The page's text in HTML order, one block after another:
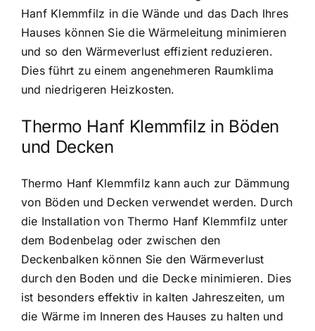
Hanf Klemmfilz in die Wände und das Dach Ihres
Hauses können Sie die Wärmeleitung minimieren
und so den Wärmeverlust effizient reduzieren.
Dies führt zu einem angenehmeren Raumklima
und niedrigeren Heizkosten.
Thermo Hanf Klemmfilz in Böden
und Decken
Thermo Hanf Klemmfilz kann auch zur Dämmung
von Böden und Decken verwendet werden. Durch
die Installation von Thermo Hanf Klemmfilz unter
dem Bodenbelag oder zwischen den
Deckenbalken können Sie den Wärmeverlust
durch den Boden und die Decke minimieren. Dies
ist besonders effektiv in kalten Jahreszeiten, um
die Wärme im Inneren des Hauses zu halten und